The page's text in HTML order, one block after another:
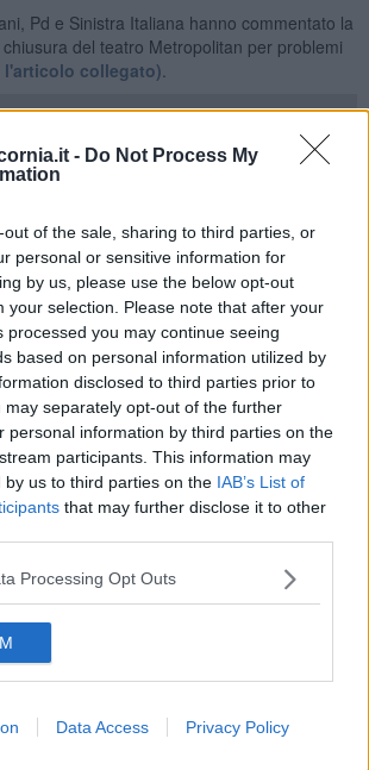
- Do Not Process My
out of the sale, sharing to third parties, or
personal or sensitive information for
by us, please use the below opt-out
your selection. Please note that after your
processed you may continue seeing
based on personal information utilized by
disclosed to third parties prior to
may separately opt-out of the further
personal information by third parties on the
participants. This information may
by us to third parties on the IAB’s List of
that may further disclose it to other
Processing Opt Outs
Data Access Privacy Policy
Pd e Sinistra Italiana hanno commentato la
del teatro Metropolitan per problemi
collegato)
preparato prima un’alternativa
concrete per proseguire l’attività
Sappiamo benissimo che
le verifiche
fatte e che erano in corso
, che gli
sono necessari e che la ristrutturazione del
riguarda, dell’intera struttura che comprende
dovrebbe essere una priorità. - hanno
non è questo.Il punto è che queste cose si
e che non si lascia una città senza la sua
di ospitare spettacoli, assemblee,
altra manifestazione artistica; andava
in modo che di fronte alla necessità di
le attività che nel Metropolitan si
farlo c'era, come dimostra la relazione
sull’edificio per i doverosi adeguamenti
creare anche alternative percorribili, come la
circolino Acciaierie alla quale
non solo si è addirittura opposta
spazi sufficienti in città per svolgere attività
PNRR".